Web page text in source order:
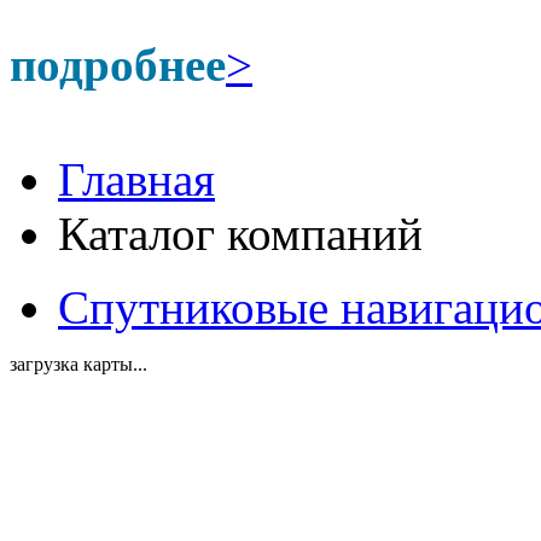
подробнее>
Главная
Каталог компаний
Спутниковые
загрузка карты...